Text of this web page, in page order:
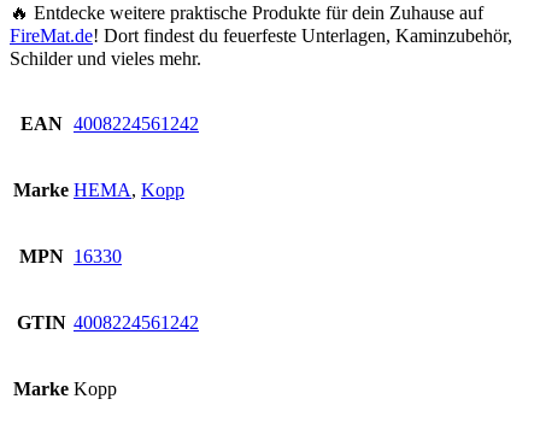
🔥 Entdecke weitere praktische Produkte für dein Zuhause auf
FireMat.de! Dort findest du feuerfeste Unterlagen, Kaminzubehör,
Schilderund vieles mehr.
EAN 4008224561242
Marke HEMA, Kopp
MPN 16330
GTIN 4008224561242
Marke Kopp